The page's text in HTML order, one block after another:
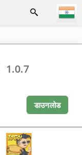
1.0.7
डाउनलोड